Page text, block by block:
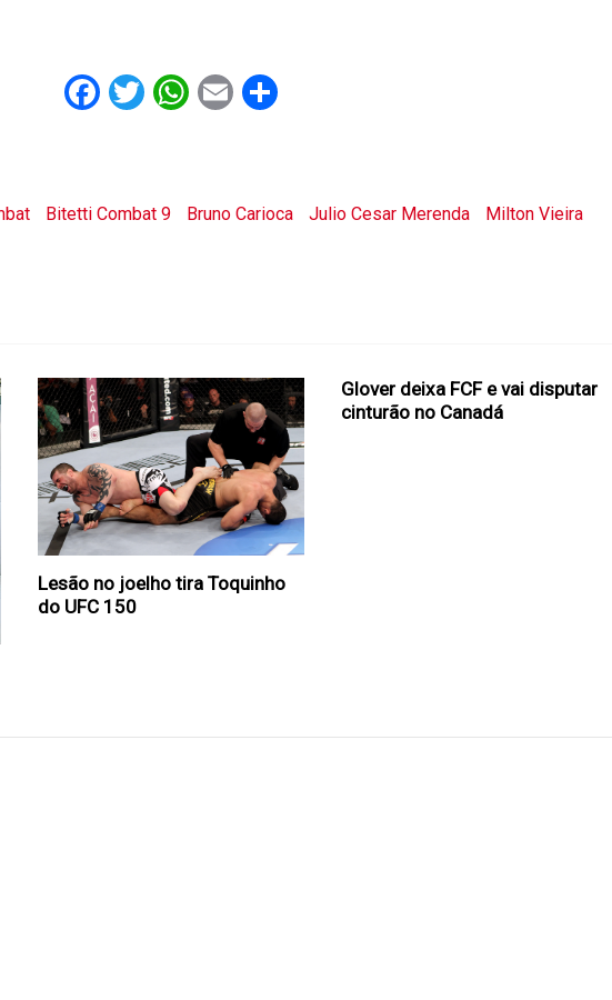
Facebook
Twitter
WhatsApp
Email
Bitetti Combat 9 Bruno Carioca Julio Cesar Merenda
Milton Vieira
Lesão no joelho tira Toquinho
do UFC 150
Glover deixa FCF e vai disputar
cinturão no Canadá